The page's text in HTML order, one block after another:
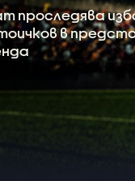
проследява
в